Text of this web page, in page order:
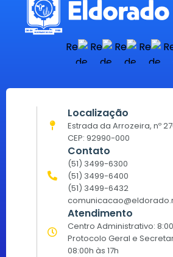
Localização
Estrada da Arrozeira, nº
CEP: 92990-000
Contato
(51) 3499-6300
(51) 3499-6400
(51) 3499-6432
Atendimento
Centro Administrativo:
Protocolo Geral e
08:00h às 17h